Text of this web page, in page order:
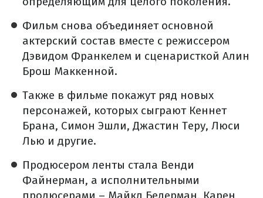
Фильм снова объединяет основной
актерский состав вместе с режиссером
Дэвидом Франкелем и сценаристкой Алин
Брош Маккенной.
Также в фильме покажут ряд новых
персонажей, которых сыграют Кеннет
Брана, Симон Эшли, Джастин Теру, Люси
Лью и другие.
Продюсером ленты стала Венди
Файнерман, а исполнительными